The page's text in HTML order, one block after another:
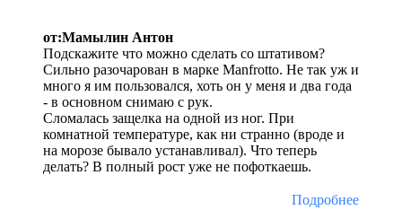
от:Мамылин Антон
Подскажите что можно сделать со штативом?
Сильно разочарован в марке Manfrotto. Не так уж и
много я им пользовался, хоть он у меня и два года
- в основном снимаю с рук.
Сломалась защелка на одной из ног. При
комнатной температуре, как ни странно (вроде и
на морозе бывало устанавливал). Что теперь
делать? В полный рост уже не пофоткаешь.
Подробнее